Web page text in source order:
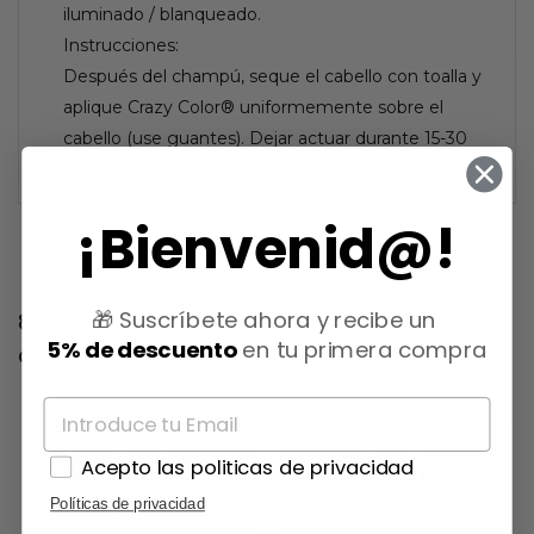
iluminado / blanqueado.
Instrucciones:
Después del champú, seque el cabello con toalla y
aplique Crazy Color® uniformemente sobre el
cabello (use guantes). Dejar actuar durante 15-30
8 otros productos en la misma
categoría:
¡Bienvenid@!
🎁 Suscríbete ahora y recibe un
5% de descuentoen tu primera compra
Acepto las politicas de privacidad
Políticas de privacidad